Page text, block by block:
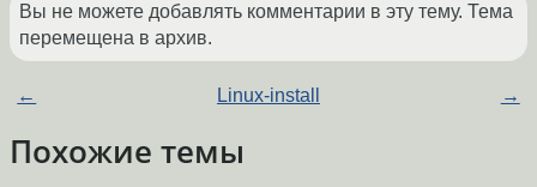
Вы не можете добавлять комментарии в эту тему. Тема
перемещена в архив.
← Linux-install →
Похожие темы